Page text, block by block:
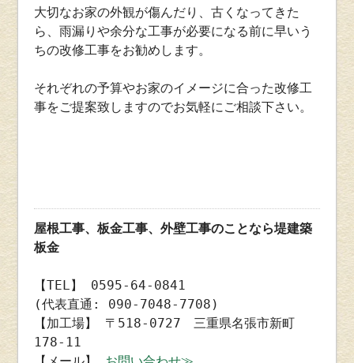
大切なお家の外観が傷んだり、古くなってきた
ら、雨漏りや余分な工事が必要になる前に早いう
ちの改修工事をお勧めします。
それぞれの予算やお家のイメージに合った改修工
事をご提案致しますのでお気軽にご相談下さい。
屋根工事、板金工事、外壁工事のことなら堤建築
板金
【TEL】 0595-64-0841
(代表直通: 090-7048-7708)
【加工場】 〒518-0727 三重県名張市新町
178-11